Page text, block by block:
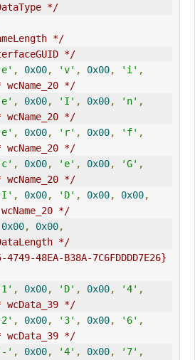
*/
*/
*/
, 0x00, 'v' , 0x00, 'i' ,
wcName_20 */
, 0x00, 'I' , 0x00, 'n' ,
wcName_20 */
, 0x00, 'r' , 0x00, 'f' ,
wcName_20 */
, 0x00, 'e' , 0x00, 'G' ,
wcName_20 */
, 0x00, 'D' , 0x00, 0x00,
*/
0x00, 0x00,
*/
48EA-B38A-7C6FDDDD7E26}
, 0x00, 'D' , 0x00, '4' ,
wcData_39 */
, 0x00, '3' , 0x00, '6' ,
wcData_39 */
' , 0x00, '4' , 0x00, '7' ,